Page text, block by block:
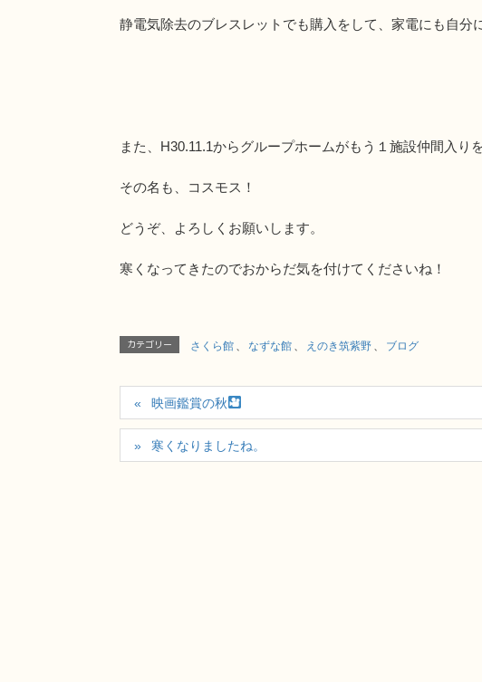
静電気除去のブレスレットでも購入をして、家電にも自分
また、H30.11.1からグループホームがもう１施設仲間入り
その名も、コスモス！
どうぞ、よろしくお願いします。
寒くなってきたのでおからだ気を付けてくださいね！
カテゴリー さくら館 なずな館 えのき筑紫野 ブログ
映画鑑賞の秋
寒くなりましたね。